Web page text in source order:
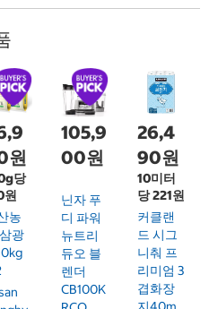
원
당
원
농
광
105,9
00원
닌자 푸
디 파워
뉴트리
듀오 블
렌더
CB100K
26,4
90원
10미터
당 221원
커클랜
드 시그
니춰 프
리미엄 3
겹화장